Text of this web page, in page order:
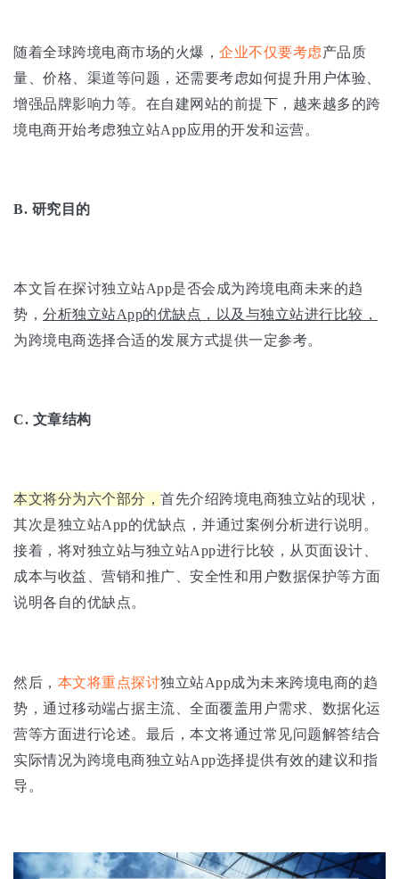
随着全球跨境电商市场的火爆， 企业不仅要考虑产品质
量、价格、渠道等问题，还需要考虑如何提升用户体验、
增强品牌影响力等。在自建网站的前提下，越来越多的跨
境电商开始考虑独立站App应用的开发和运营。
B. 研究目的
本文旨在探讨独立站App是否会成为跨境电商未来的趋
势， 分析独立站App的优缺点，以及与独立站进行比较，
为跨境电商选择合适的发展方式提供一定参考。
C. 文章结构
本文将分为六个部分， 首先介绍跨境电商独立站的现状，
其次是独立站App的优缺点，并通过案例分析进行说明。
接着，将对独立站与独立站App进行比较，从页面设计、
成本与收益、营销和推广、安全性和用户数据保护等方面
说明各自的优缺点。
然后， 本文将重点探讨独立站App成为未来跨境电商的趋
势，通过移动端占据主流、全面覆盖用户需求、数据化运
营等方面进行论述。最后，本文将通过常见问题解答结合
实际情况为跨境电商独立站App选择提供有效的建议和指
导。